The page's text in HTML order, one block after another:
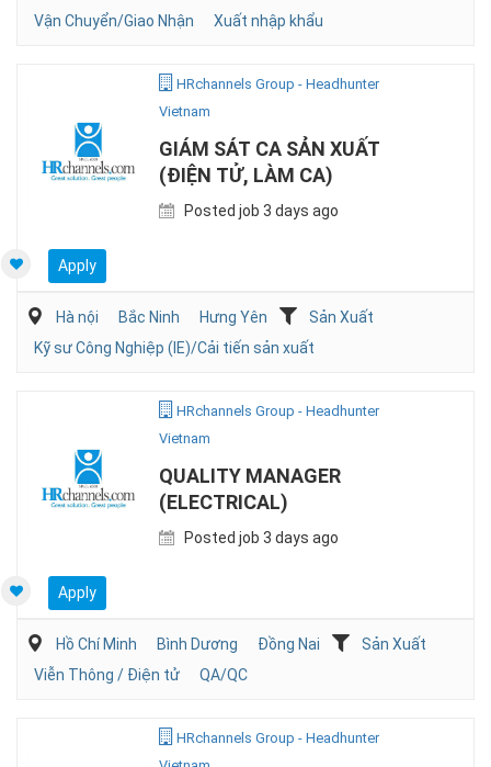
Vận Chuyển/Giao Nhận
Xuất nhập khẩu
HRchannels Group - Headhunter
Vietnam
GIÁM SÁT CA SẢN XUẤT
(ĐIỆN TỬ, LÀM CA)
Posted job 3 days ago
Apply
Hà nội Bắc Ninh Hưng Yên
Sản Xuất
Kỹ sư Công Nghiệp (IE)/Cải tiến sản xuất
HRchannels Group - Headhunter
Vietnam
QUALITY MANAGER
(ELECTRICAL)
Posted job 3 days ago
Apply
Hồ Chí Minh Bình Dương Đồng Nai
Sản Xuất
Viễn Thông / Điện tử
QA/QC
HRchannels Group - Headhunter